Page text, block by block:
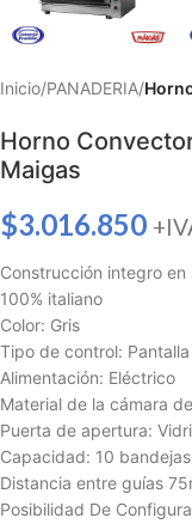
Inicio PANADERIA
Horno
Maigas
$3.016.850
Construcción integro
100% italiano
Color: Gris
Tipo de control:
Alimentación: Eléctrico
Material de la cámara
Puerta de apertura:
Capacidad: 10
Distancia entre guías
Posibilidad De